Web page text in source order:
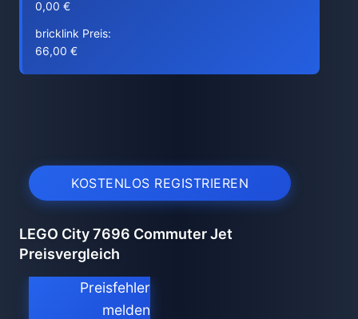
0,00 €
bricklink Preis:
66,00 €
KOSTENLOS REGISTRIEREN
LEGO City 7696 Commuter Jet
Preisvergleich
Preisfehler
melden